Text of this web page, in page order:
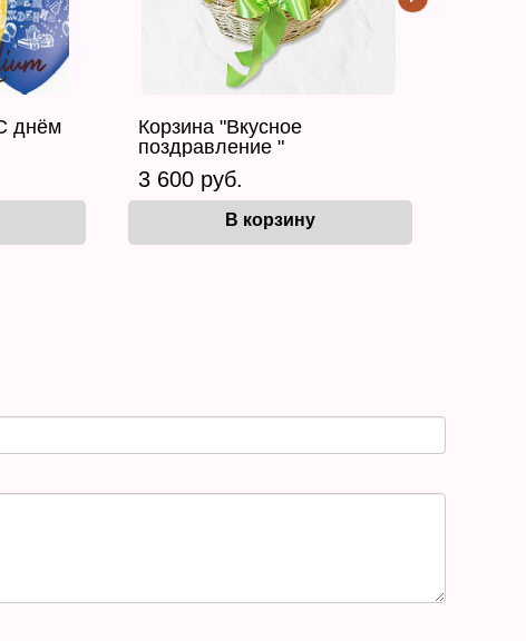
днём
Корзина "Вкусное
поздравление "
3 600 руб.
В корзину